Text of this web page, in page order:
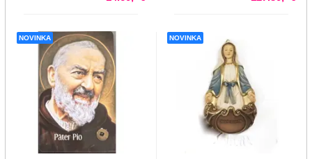
NOVINKA NOVINKA